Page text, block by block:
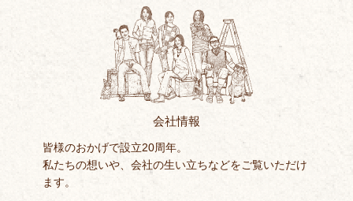
会社情報
皆様のおかげで設立20周年。
私たちの想いや、会社の生い立ちなどをご覧いただけ
ます。